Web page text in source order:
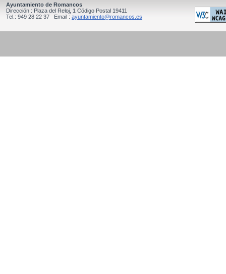
Ayuntamiento de Romancos
Dirección : Plaza del Reloj, 1 Código Postal 19411
Tel.: 949 28 22 37 Email : ayuntamiento@romancos.es